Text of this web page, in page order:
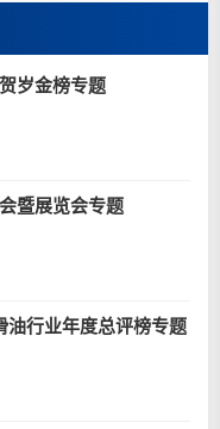
岁金榜专题
暨展览会专题
油行业年度总评榜专题